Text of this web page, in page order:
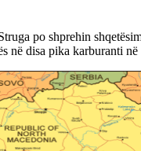
po shprehin
në disa pika karburanti